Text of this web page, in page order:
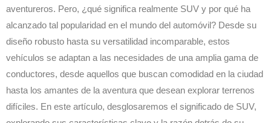
aventureros. Pero, ¿qué significa realmente SUV y por qué ha
alcanzado tal popularidad en el mundo del automóvil? Desde su
diseño robusto hasta su versatilidad incomparable, estos
vehículos se adaptan a las necesidades de una amplia gama de
conductores, desde aquellos que buscan comodidad en la ciudad
hasta los amantes de la aventura que desean explorar terrenos
difíciles. En este artículo, desglosaremos el significado de SUV,